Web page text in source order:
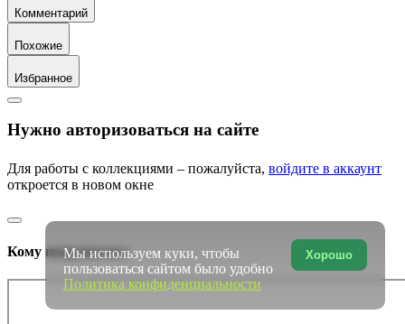
Комментарий
Похожие
Избранное
Нужно авторизоваться на сайте
Для работы с коллекциями – пожалуйста, войдите в аккаунт
откроется в новом окне
Кому понравилось Хорошо
Мы используем куки, чтобы
пользоваться сайтом было удобно
Политика конфиденциальности